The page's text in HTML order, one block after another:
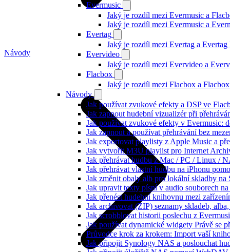
Evermusic
Jaký je rozdíl mezi Evermusic a
Jaký je rozdíl mezi Evermusic a
Evertag
Jaký je rozdíl mezi Evertag a Evertag
Evervideo
Jaký je rozdíl mezi Evervideo a
Flacbox
Jaký je rozdíl mezi Flacbox a
Návody
Jak používat zvukové efekty a DSP ve
Jak zapnout hudební vizualizér při
Jak používat zvukové efekty v Evermusic:
Jak zapnout a používat přehrávání bez
Jak exportovat playlisty z Apple Music a
Jak vytvořit M3U playlist pro Internet
Jak přehrávat hudbu z Mac / PC / Linux /
Jak přehrávat vlastní hudbu na iPhonu
Jak změnit obaly alb pro lokální skladby
Jak upravit texty písní v audio souborech
Jak přenést hudební knihovnu mezi
Jak archivovat (ZIP) seznamy skladeb,
Jak scrobblovat historii poslechu z
Jak používat dynamické widgety Právě se
Průvodce krok za krokem: Import vaší
Jak připojit Synology NAS a poslouchat
Návody